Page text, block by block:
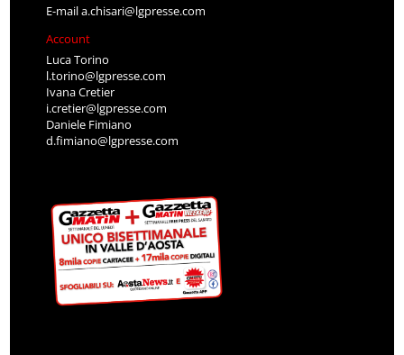
E-maila.chisari@lgpresse.com
Account
Luca Torino
l.torino@lgpresse.com
Ivana Cretier
i.cretier@lgpresse.com
Daniele Fimiano
d.fimiano@lgpresse.com